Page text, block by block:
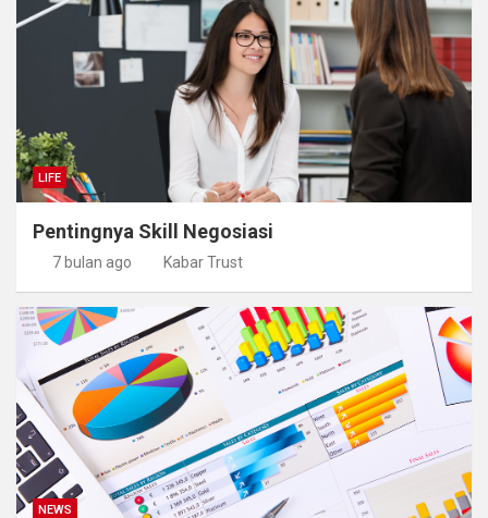
LIFE
Pentingnya Skill Negosiasi
7 bulan ago Kabar Trust
NEWS